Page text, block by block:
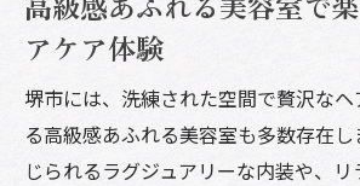
アケア体験
堺市には、洗練された空間で贅沢な
る高級感あふれる美容室も多数存在
じられるラグジュアリーな内装や、